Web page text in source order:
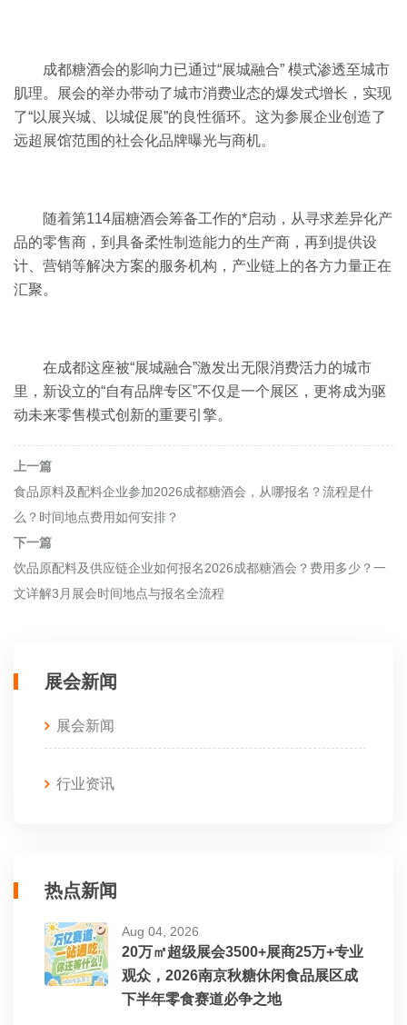
成都糖酒会的影响力已通过“展城融合” 模式渗透至城市
肌理。展会的举办带动了城市消费业态的爆发式增长，实现
了“以展兴城、以城促展”的良性循环。这为参展企业创造了
远超展馆范围的社会化品牌曝光与商机。
随着第114届糖酒会筹备工作的*启动，从寻求差异化产
品的零售商，到具备柔性制造能力的生产商，再到提供设
计、营销等解决方案的服务机构，产业链上的各方力量正在
汇聚。
在成都这座被“展城融合”激发出无限消费活力的城市
里，新设立的“自有品牌专区”不仅是一个展区，更将成为驱
动未来零售模式创新的重要引擎。
上一篇
食品原料及配料企业参加2026成都糖酒会，从哪报名？流程是什
么？时间地点费用如何安排？
下一篇
饮品原配料及供应链企业如何报名2026成都糖酒会？费用多少？一
文详解3月展会时间地点与报名全流程
展会新闻
展会新闻
行业资讯
热点新闻
Aug 04, 2026
20万㎡超级展会3500+展商25万+专业
观众，2026南京秋糖休闲食品展区成
下半年零食赛道必争之地